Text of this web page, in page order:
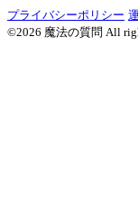
プライバシーポリシー
©2026 魔法の質問 All